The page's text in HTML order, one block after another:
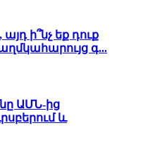
ի՞նչ եք դուք
գ...
ԱՄՆ-ից
և